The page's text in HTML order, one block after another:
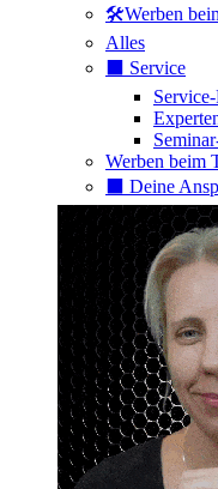
🛠️Werben
Alles
⬛️ Service
Werben beim
⬛️ Deine